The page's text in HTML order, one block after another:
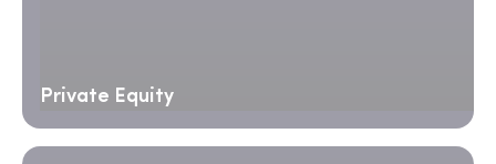
Private Equity